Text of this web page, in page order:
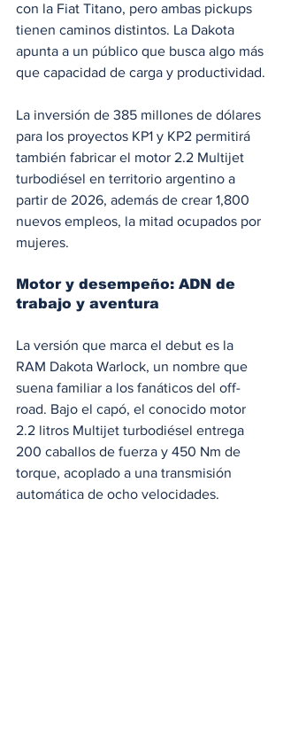
con la Fiat Titano, pero ambas pickups
tienen caminos distintos. La Dakota
apunta a un público que busca algo más
que capacidad de carga y productividad.
La inversión de 385 millones de dólares
para los proyectos KP1 y KP2 permitirá
también fabricar el motor 2.2 Multijet
turbodiésel en territorio argentino a
partir de 2026, además de crear 1,800
nuevos empleos, la mitad ocupados por
mujeres.
Motor y desempeño: ADN de
trabajo y aventura
La versión que marca el debut es la
RAM Dakota Warlock, un nombre que
suena familiar a los fanáticos del off-
road. Bajo el capó, el conocido motor
2.2 litros Multijet turbodiésel entrega
200 caballos de fuerza y 450 Nm de
torque, acoplado a una transmisión
automática de ocho velocidades.